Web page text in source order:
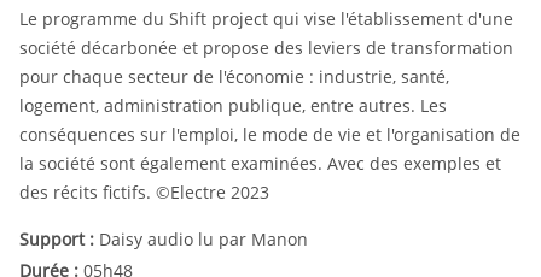
Le programme du Shift project qui vise l'établissement d'une
société décarbonée et propose des leviers de transformation
pour chaque secteur de l'économie : industrie, santé,
logement, administration publique, entre autres. Les
conséquences sur l'emploi, le mode de vie et l'organisation de
la société sont également examinées. Avec des exemples et
des récits fictifs. ©Electre 2023
Support : Daisy audio lu par Manon
Durée : 05h48